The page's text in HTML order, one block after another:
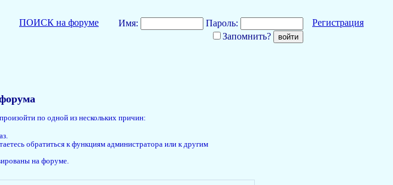
Имя:
Пароль:
Запомнить?
Регистрация
ПОИСК на форуме
по одной из нескольких причин:
обратиться к функциям администратора или к другим
на форуме.